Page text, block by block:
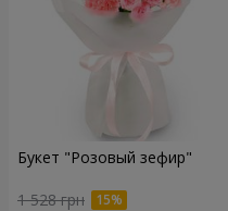
Букет "Розовый зефир"
1 528 грн